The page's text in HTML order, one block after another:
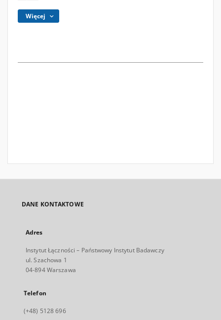
Więcej
DANE KONTAKTOWE
Adres
Instytut Łączności – Państwowy Instytut Badawczy
ul. Szachowa 1
04-894 Warszawa
Telefon
(+48) 5128 696